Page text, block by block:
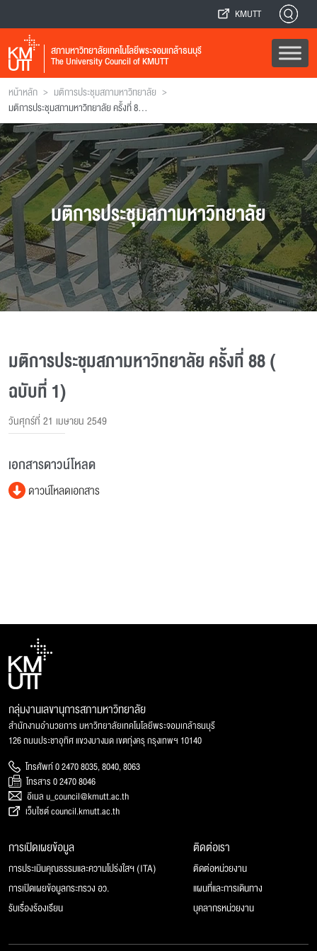
KMUTT
สภามหาวิทยาลัยเทคโนโลยีพระจอมเกล้าธนบุรี
The University Council of KMUTT
หน้าหลัก > มติการประชุมสภามหาวิทยาลัย >
มติการประชุมสภามหาวิทยาลัย ครั้งที่ 88 ( ฉบับที่ 1)
มติการประชุมสภามหาวิทยาลัย
มติการประชุมสภามหาวิทยาลัย ครั้งที่ 88 (
ฉบับที่ 1)
วันศุกร์ที่ 21 เมษายน 2549
เอกสารดาวน์โหลด
ดาวน์โหลดเอกสาร
กลุ่มงานเลขานุการสภามหาวิทยาลัย
สำนักงานอำนวยการ มหาวิทยาลัยเทคโนโลยีพระจอมเกล้าธนบุรี
126 ถนนประชาอุทิศ แขวงบางมด เขตทุ่งครุ กรุงเทพฯ 10140
โทรศัพท์ 0 2470 8035, 8040, 8063
โทรสาร 0 2470 8046
อีเมล u_council@kmutt.ac.th
เว็บไซต์ council.kmutt.ac.th
การเปิดเผยข้อมูล
การประเมินคุณธรรมและความโปร่งใสฯ (ITA)
การเปิดเผยข้อมูลกระทรวง อว.
รับเรื่องร้องเรียน
ติดต่อเรา
ติดต่อหน่วยงาน
แผนที่และการเดินทาง
บุคลากรหน่วยงาน